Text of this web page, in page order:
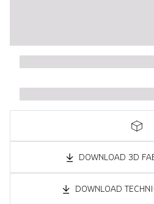
DOWNLOAD 3D
DOWNLOAD